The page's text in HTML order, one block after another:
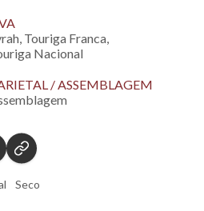
Touriga Franca,
Nacional
/ ASSEMBLAGEM
Seco